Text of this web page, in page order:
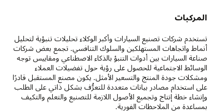
المركبات
تستخدم شركات تصنيع السيارات وأكبر الوكلاء تحليلات تنبؤية لتحليل
أنماط واتجاهات المستهلكين والسلوك التنافسي. تجمع بعض شركات
صناعة السيارات بين أدوات التنبؤ بالذكاء الاصطناعي ومقاييس توجه
الوسائط الاجتماعية للحصول على رؤية حول تفضيلات العملاء
ومشكلات جودة المنتج والتسعير الأمثل. يكون مصنع المستقبل قادرًا
على استخدام مصادر بيانات متعددة للتعرُّف بشكل ذاتي على الطلب
وإنشاء خطة إنتاج وتجميع الأصول اللازمة للتصنيع والتعلم والتكيف
بمساعدة من الملاحظات الفورية.